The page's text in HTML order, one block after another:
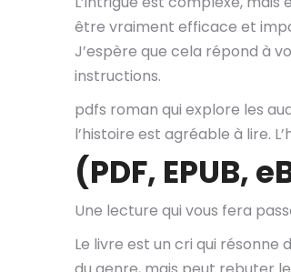
être vraiment efficace et
J’espère que cela répond à
instructions.
pdfs roman qui explore les
l’histoire est agréable à lire.
(PDF, EPUB,
Une lecture qui vous fera
Le livre est un cri qui résonne